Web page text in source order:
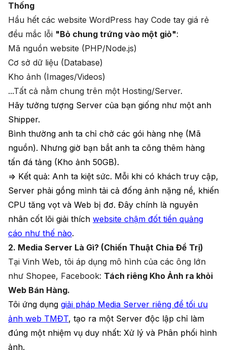
Thống
Hầu hết các website WordPress hay Code tay giá rẻ
đều mắc lỗi "Bỏ chung trứng vào một giỏ":
Mã nguồn website (PHP/Node.js)
Cơ sở dữ liệu (Database)
Kho ảnh (Images/Videos)
...Tất cả nằm chung trên một Hosting/Server.
Hãy tưởng tượng Server của bạn giống như một anh
Shipper.
Bình thường anh ta chỉ chở các gói hàng nhẹ (Mã
nguồn). Nhưng giờ bạn bắt anh ta cõng thêm hàng
tấn đá tảng (Kho ảnh 50GB).
=> Kết quả: Anh ta kiệt sức. Mỗi khi có khách truy cập,
Server phải gồng mình tải cả đống ảnh nặng nề, khiến
CPU tăng vọt và Web bị đơ. Đây chính là nguyên
nhân cốt lõi giải thích website chậm đốt tiền quảng
cáo như thế nào.
2. Media Server Là Gì? (Chiến Thuật Chia Để Trị)
Tại Vinh Web, tôi áp dụng mô hình của các ông lớn
như Shopee, Facebook: Tách riêng Kho Ảnh ra khỏi
Web Bán Hàng.
Tôi ứng dụng giải pháp Media Server riêng để tối ưu
ảnh web TMĐT, tạo ra một Server độc lập chỉ làm
đúng một nhiệm vụ duy nhất: Xử lý và Phân phối hình
ảnh.